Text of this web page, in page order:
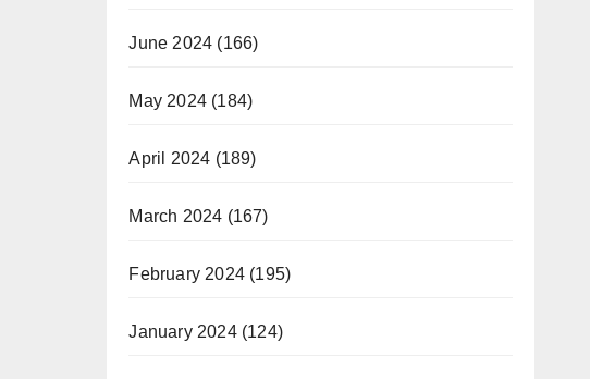
June 2024 (166)
May 2024(184)
April 2024 (189)
March 2024 (167)
February 2024(195)
January 2024(124)